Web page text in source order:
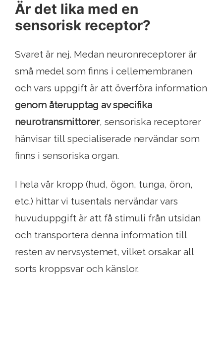
Är det lika med en
sensorisk receptor?
Svaret är nej. Medan neuronreceptorer är
små medel som finns i cellemembranen
och vars uppgift är att överföra information
genom återupptag av specifika
neurotransmittorer, sensoriska receptorer
hänvisar till specialiserade nervändar som
finns i sensoriska organ.
I hela vår kropp (hud, ögon, tunga, öron,
etc.) hittar vi tusentals nervändar vars
huvuduppgift är att få stimuli från utsidan
och transportera denna information till
resten av nervsystemet, vilket orsakar all
sorts kroppsvar och känslor.